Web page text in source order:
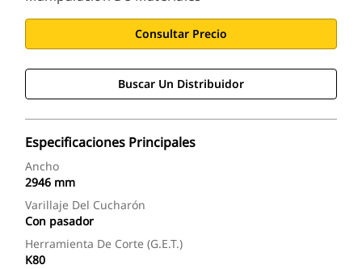
Consultar Precio
Buscar Un Distribuidor
Especificaciones Principales
Ancho
2946 mm
Varillaje Del Cucharón
Con pasador
Herramienta De Corte (G.E.T.)
K80